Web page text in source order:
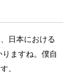
日本における
ますね。僕自
。